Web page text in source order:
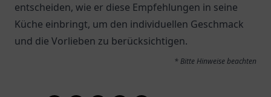
entscheiden, wie er diese Empfehlungen in seine
Küche einbringt, um den individuellen Geschmack
und die Vorlieben zu berücksichtigen.
* Bitte Hinweise beachten